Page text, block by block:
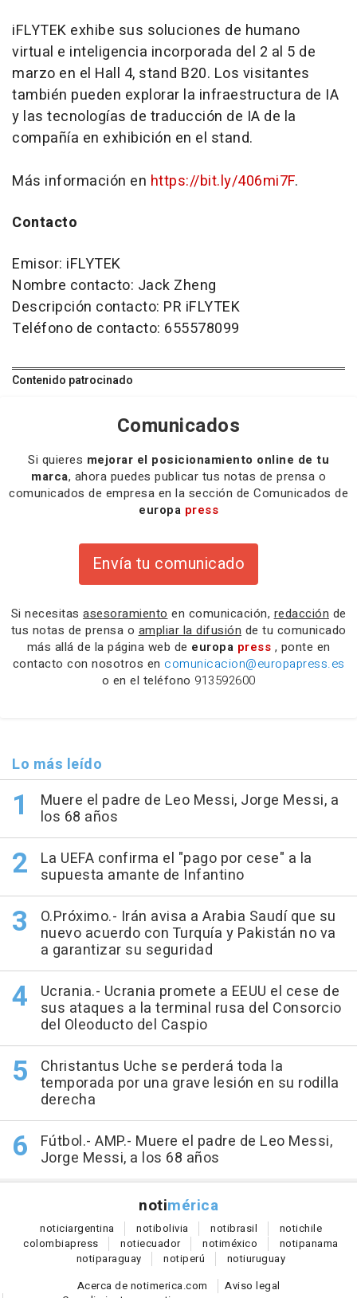
iFLYTEK exhibe sus soluciones de humano
virtual e inteligencia incorporada del 2 al 5 de
marzo en el Hall 4, stand B20. Los visitantes
también pueden explorar la infraestructura de IA
y las tecnologías de traducción de IA de la
compañía en exhibición en el stand.
Más información en https://bit.ly/406mi7F.
Contacto
Emisor: iFLYTEK
Nombre contacto: Jack Zheng
Descripción contacto: PR iFLYTEK
Teléfono de contacto: 655578099
Contenido patrocinado
Comunicados
Si quieres mejorar el posicionamiento online de tu
marca, ahora puedes publicar tus notas de prensa o
comunicados de empresa en la sección de Comunicados de
europa press
Envía tu comunicado
Si necesitas asesoramiento en comunicación, redacción de
tus notas de prensa o ampliar la difusión de tu comunicado
más allá de la página web de europa press , ponte en
contacto con nosotros en comunicacion@europapress.es
o en el teléfono 913592600
Lo más leído
Muere el padre de Leo Messi, Jorge Messi, a
los 68 años
La UEFA confirma el "pago por cese" a la
supuesta amante de Infantino
O.Próximo.- Irán avisa a Arabia Saudí que su
nuevo acuerdo con Turquía y Pakistán no va
a garantizar su seguridad
Ucrania.- Ucrania promete a EEUU el cese de
sus ataques a la terminal rusa del Consorcio
del Oleoducto del Caspio
Christantus Uche se perderá toda la
temporada por una grave lesión en su rodilla
derecha
Fútbol.- AMP.- Muere el padre de Leo Messi,
Jorge Messi, a los 68 años
notimérica
noticiargentina notibolivia notibrasil notichile
colombiapress notiecuador notiméxico notipanama
notiparaguay notiperú notiuruguay
Acerca de notimerica.com
Aviso legal